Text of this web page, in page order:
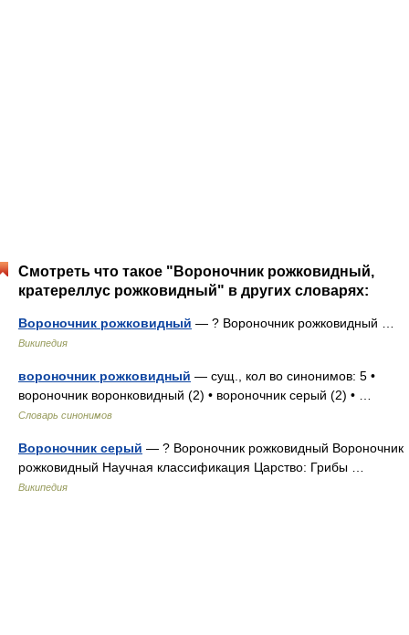
Смотреть что такое "Вороночник рожковидный,
кратереллус рожковидный" в других словарях:
Вороночник рожковидный — ? Вороночник рожковидный …
Википедия
вороночник рожковидный — сущ., кол во синонимов: 5 •
вороночник воронковидный (2) • вороночник серый (2) • …
Словарь синонимов
Вороночник серый — ? Вороночник рожковидный Вороночник
рожковидный Научная классификация Царство: Грибы …
Википедия